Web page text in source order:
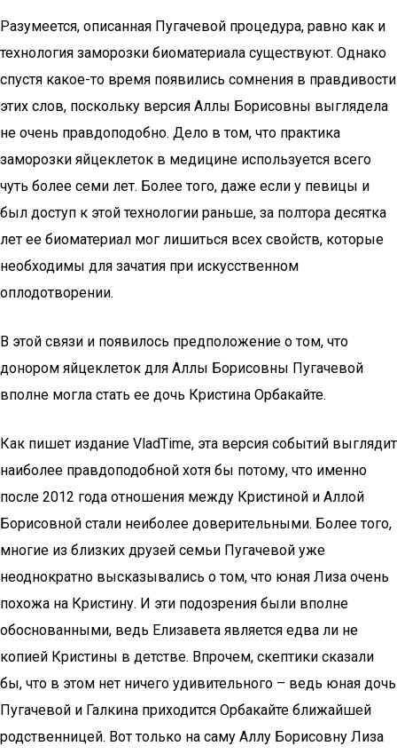
Разумеется, описанная Пугачевой процедура, равно как и
технология заморозки биоматериала существуют. Однако
спустя какое-то время появились сомнения в правдивости
этих слов, поскольку версия Аллы Борисовны выглядела
не очень правдоподобно. Дело в том, что практика
заморозки яйцеклеток в медицине используется всего
чуть более семи лет. Более того, даже если у певицы и
был доступ к этой технологии раньше, за полтора десятка
лет ее биоматериал мог лишиться всех свойств, которые
необходимы для зачатия при искусственном
оплодотворении.
В этой связи и появилось предположение о том, что
донором яйцеклеток для Аллы Борисовны Пугачевой
вполне могла стать ее дочь Кристина Орбакайте.
Как пишет издание VladTime, эта версия событий выглядит
наиболее правдоподобной хотя бы потому, что именно
после 2012 года отношения между Кристиной и Аллой
Борисовной стали неиболее доверительными. Более того,
многие из близких друзей семьи Пугачевой уже
неоднократно высказывались о том, что юная Лиза очень
похожа на Кристину. И эти подозрения были вполне
обоснованными, ведь Елизавета является едва ли не
копией Кристины в детстве. Впрочем, скептики сказали
бы, что в этом нет ничего удивительного – ведь юная дочь
Пугачевой и Галкина приходится Орбакайте ближайшей
родственницей. Вот только на саму Аллу Борисовну Лиза